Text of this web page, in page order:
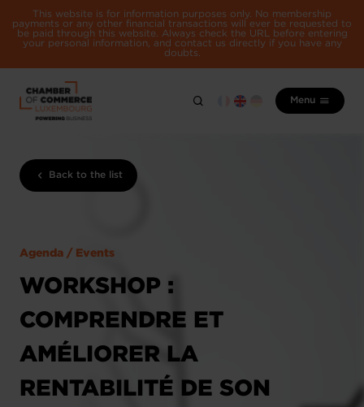
This website is for information purposes only. No membership
payments or any other financial transactions will ever be requested to
be paid through this website. Always check the URL before entering
your personal information, and contact us directly if you have any
doubts.
Menu
Back to the list
Agenda / Events
WORKSHOP :
COMPRENDRE ET
AMÉLIORER LA
RENTABILITÉ DE SON